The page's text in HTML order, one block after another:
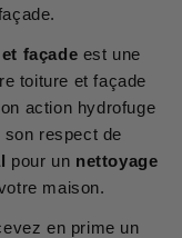
façade est une
toiture et façade
action hydrofuge
son respect de
pour un nettoyage
maison.
en prime un